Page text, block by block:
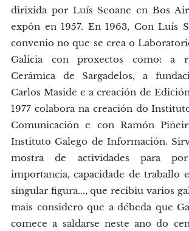
dirixida por Luís Seoane en Bos
expón en 1957. En 1963, Con Luís
convenio no que se crea o
Galicia con proxectos como: a
Cerámica de Sargadelos, a
Carlos Maside e a creación de
1977 colabora na creación do
Comunicación e con Ramón
Instituto Galego de Información.
mostra de actividades para
importancia, capacidade de traballo
singular figura..., que recibiu varios
mais considero que a débeda que
comece a saldarse neste ano do